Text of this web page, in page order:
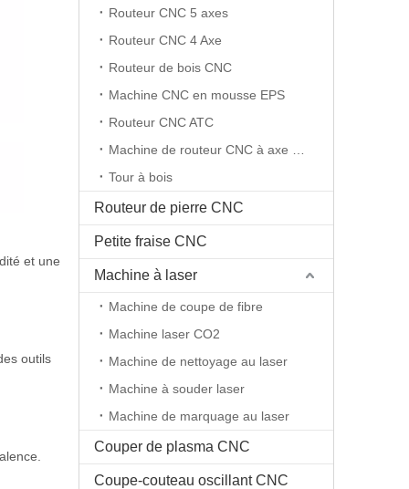
et une
outils
Routeur CNC 5 axes
Routeur CNC 4 Axe
Routeur de bois CNC
Machine CNC en mousse EPS
Routeur CNC ATC
Tour à bois
Routeur de pierre CNC
Petite fraise CNC
Machine à laser
Machine de coupe de fibre
Machine laser CO2
Machine de nettoyage au laser
Machine à souder laser
Machine de marquage au laser
Couper de plasma CNC
Coupe-couteau oscillant CNC